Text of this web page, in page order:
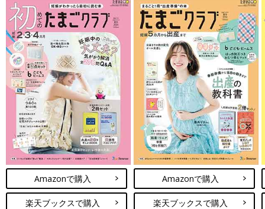
Amazonで購入
楽天ブックスで購入
Amazonで購入
楽天ブックスで購入